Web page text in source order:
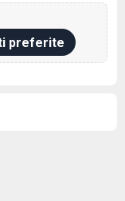
preferite